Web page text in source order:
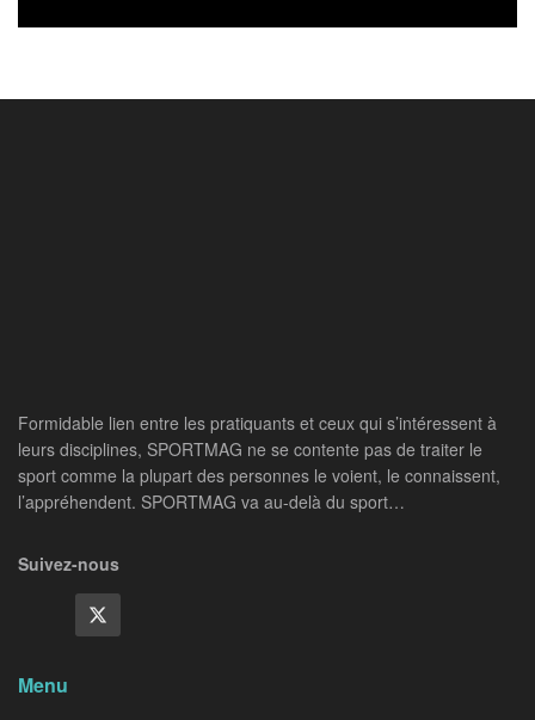
Formidable lien entre les pratiquants et ceux qui s’intéressent à
leurs disciplines, SPORTMAG ne se contente pas de traiter le
sport comme la plupart des personnes le voient, le connaissent,
l’appréhendent. SPORTMAG va au-delà du sport…
Suivez-nous
Menu